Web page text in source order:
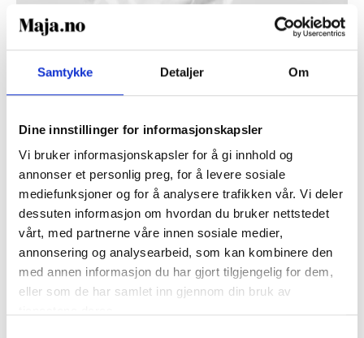
Samtykke Detaljer Om
Dine innstillinger for informasjonskapsler
Vi bruker informasjonskapsler for å gi innhold og
annonser et personlig preg, for å levere sosiale
mediefunksjoner og for å analysere trafikken vår. Vi deler
dessuten informasjon om hvordan du bruker nettstedet
vårt, med partnerne våre innen sosiale medier,
annonsering og analysearbeid, som kan kombinere den
med annen informasjon du har gjort tilgjengelig for dem,
eller som de har samlet inn gjennom din bruk av
Tredje vaksinedose, mindre
menstruasjonsblødninger?
Hele 4/10 jenter har opplevd forbigående
menstruasjonsforstyrrelser som følge av